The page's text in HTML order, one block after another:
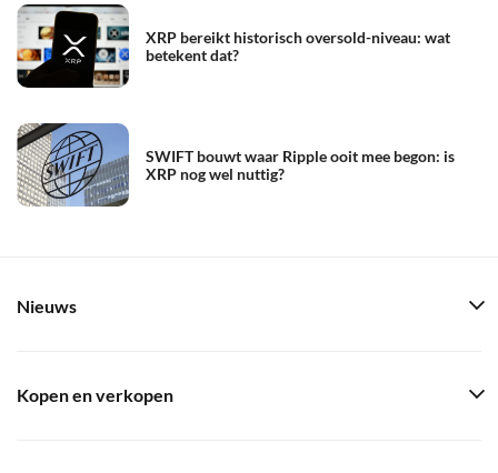
XRP bereikt historisch oversold-niveau: wat
betekent dat?
SWIFT bouwt waar Ripple ooit mee begon: is
XRP nog wel nuttig?
Nieuws
Kopen en verkopen